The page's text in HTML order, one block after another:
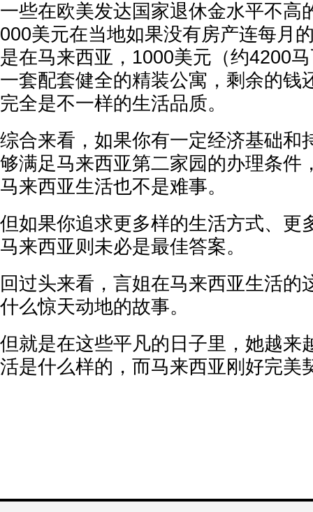
一些在欧美发达国家退休金水平不高
000美元在当地如果没有房产连每月
是在马来西亚，1000美元（约4200
一套配套健全的精装公寓，剩余的钱
完全是不一样的生活品质。
综合来看，如果你有一定经济基础和
够满足马来西亚第二家园的办理条件
马来西亚生活也不是难事。
但如果你追求更多样的生活方式、更
马来西亚则未必是最佳答案。
回过头来看，言姐在马来西亚生活的
什么惊天动地的故事。
但就是在这些平凡的日子里，她越来
活是什么样的，而马来西亚刚好完美